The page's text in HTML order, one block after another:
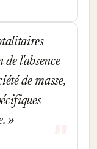
l'absence
de masse,